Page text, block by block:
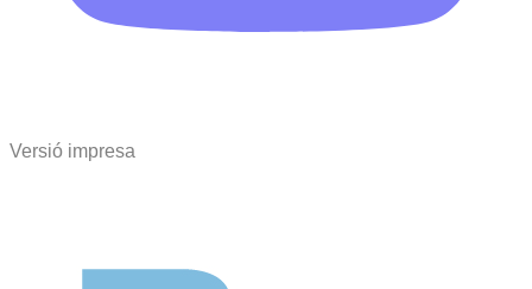
Versió impresa